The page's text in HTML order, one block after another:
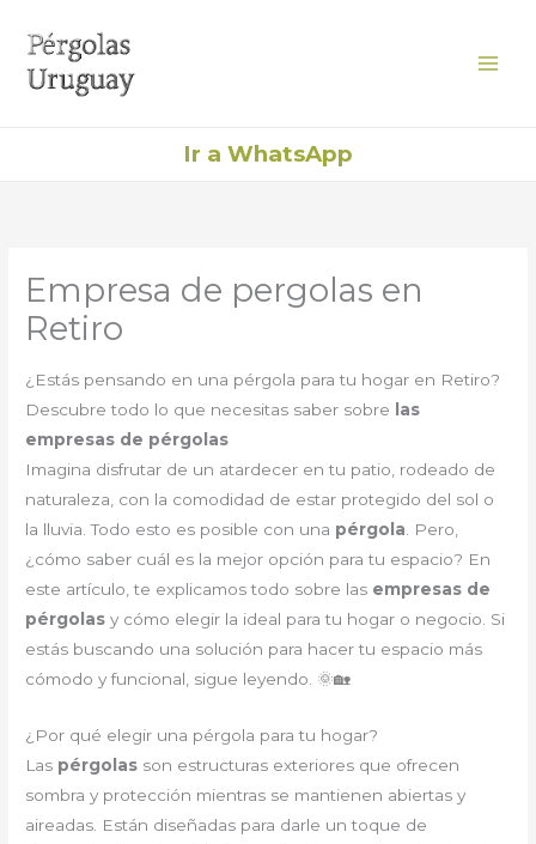
contenido
Ir a WhatsApp
Empresa de pergolas en
Retiro
¿Estás pensando en una pérgola para tu hogar en Retiro?
Descubre todo lo que necesitas saber sobre
las
empresas de pérgolas
Imagina disfrutar de un atardecer en tu patio, rodeado de
naturaleza, con la comodidad de estar protegido del sol o
la lluvia. Todo esto es posible con una pérgola . Pero,
¿cómo saber cuál es la mejor opción para tu espacio? En
este artículo, te explicamos todo sobre las empresas de
pérgolas y cómo elegir la ideal para tu hogar o negocio. Si
estás buscando una solución para hacer tu espacio más
cómodo y funcional, sigue leyendo. 🌞🏡
¿Por qué elegir una pérgola para tu hogar?
Las pérgolas son estructuras exteriores que ofrecen
sombra y protección mientras se mantienen abiertas y
aireadas. Están diseñadas para darle un toque de